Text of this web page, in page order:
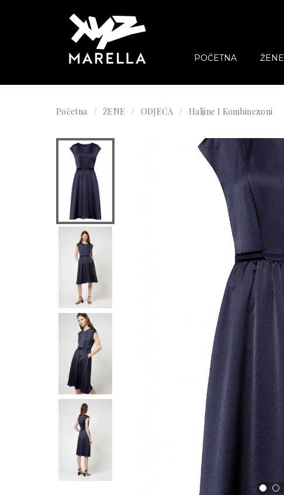
POČETNA ŽENE
Početna ŽENE ODJEĆA Haljine I Kombinezoni